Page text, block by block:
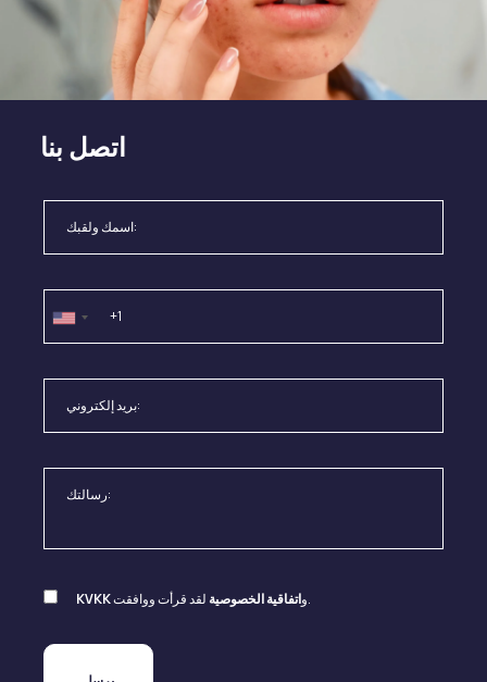
اتصل بنا
KVKK واتفاقية الخصوصية لقد قرأت ووافقت.